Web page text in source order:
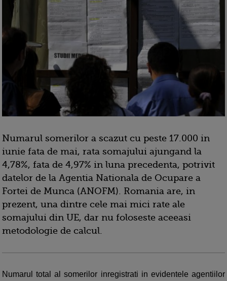
Numarul somerilor a scazut cu peste 17.000 in
iunie fata de mai, rata somajului ajungand la
4,78%, fata de 4,97% in luna precedenta, potrivit
datelor de la Agentia Nationala de Ocupare a
Fortei de Munca (ANOFM). Romania are, in
prezent, una dintre cele mai mici rate ale
somajului din UE, dar nu foloseste aceeasi
metodologie de calcul.
Numarul total al somerilor inregistrati in evidentele agentiilor